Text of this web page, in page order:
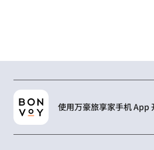
使用万豪旅享家手机 App